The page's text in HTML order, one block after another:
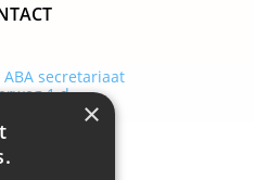
secretariaat
1 d
Latem
:
282.29.89
×